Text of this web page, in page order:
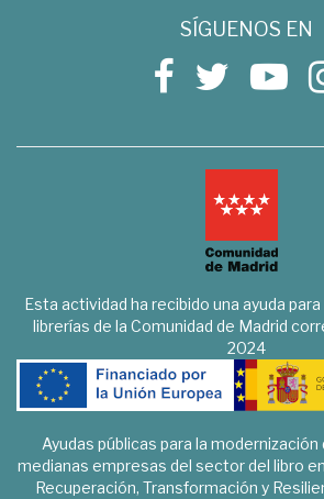
SÍGUENOS EN
Esta actividad ha recibido una ayuda
librerías de la Comunidad de Madrid
2024
Ayudas públicas para la
medianas empresas del sector del libro
Recuperación, Transformación y